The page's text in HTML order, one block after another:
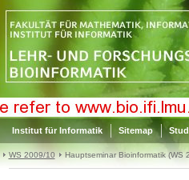
Institut für Informatik Sitemap
WS 2009/10 Hauptseminar Bioinformatik (WS